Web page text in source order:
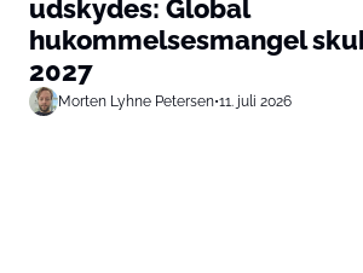
udskydes: Global
hukommelsesmangel
2027
Morten Lyhne Petersen•11. juli 2026